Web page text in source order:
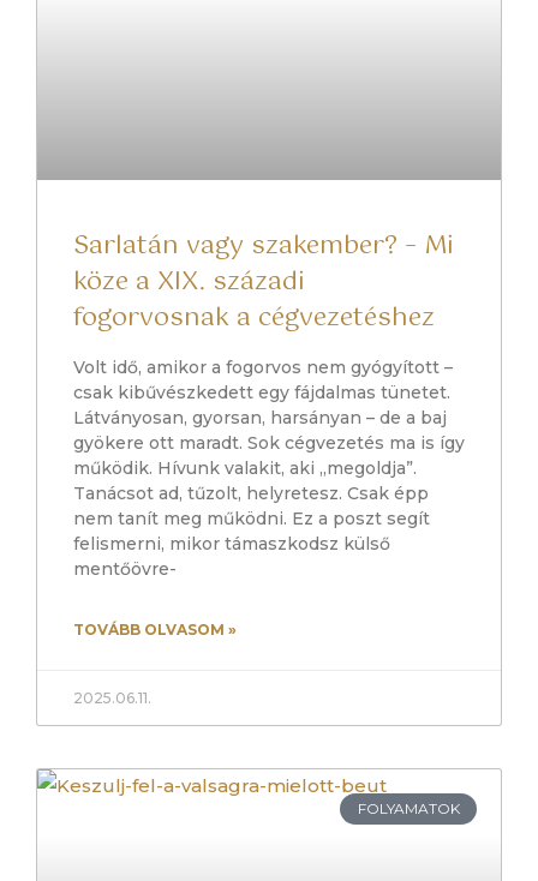
Sarlatán vagy szakember? – Mi
köze a XIX. századi
fogorvosnak a cégvezetéshez
Volt idő, amikor a fogorvos nem gyógyított –
csak kibűvészkedett egy fájdalmas tünetet.
Látványosan, gyorsan, harsányan – de a baj
gyökere ott maradt. Sok cégvezetés ma is így
működik. Hívunk valakit, aki „megoldja”.
Tanácsot ad, tűzolt, helyretesz. Csak épp
nem tanít meg működni. Ez a poszt segít
felismerni, mikor támaszkodsz külső
mentőövre-
TOVÁBB OLVASOM »
2025.06.11.
FOLYAMATOK